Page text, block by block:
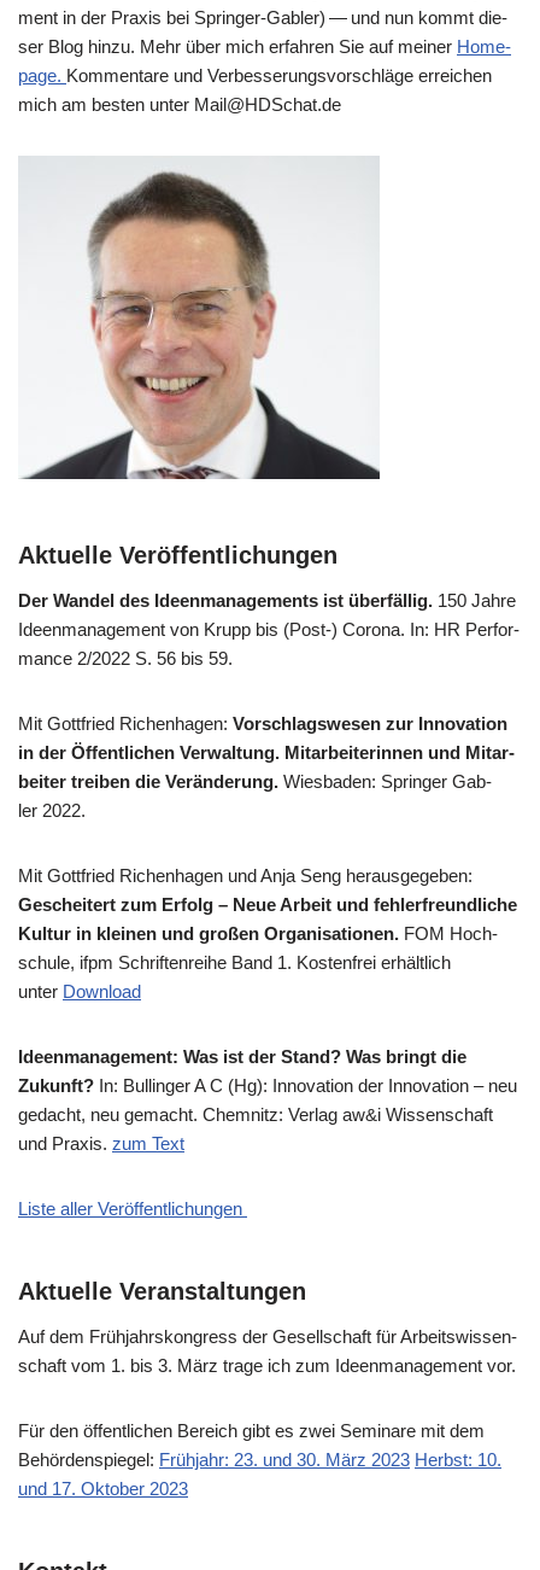
ment in der Pra­xis bei Sprin­ger-Gab­ler) — und nun kommt die­
ser Blog hin­zu. Mehr über mich erfah­ren Sie auf mei­ner Home­
page. Kom­men­ta­re und Ver­bes­se­rungs­vor­schlä­ge errei­chen
mich am besten unter Mail@​HDSchat.​de
Aktuelle Veröffentlichungen
Der Wan­del des Ideen­ma­nage­ments ist über­fäl­lig. 150 Jah­re
Ideen­ma­nage­ment von Krupp bis (Post-) Coro­na. In: HR Per­for­
mance 2/​2022 S. 56 bis 59.
Mit Gott­fried Richen­ha­gen: Vor­schlags­we­sen zur Inno­va­ti­on
in der Öffent­li­chen Ver­wal­tung. Mit­ar­bei­te­rin­nen und Mit­ar­
bei­ter trei­ben die Ver­än­de­rung. Wies­ba­den: Sprin­ger Gab­
ler 2022.
Mit Gott­fried Richen­ha­gen und Anja Seng her­aus­ge­ge­ben:
Geschei­tert zum Erfolg – Neue Arbeit und feh­ler­freund­li­che
Kul­tur in klei­nen und gro­ßen Orga­ni­sa­tio­nen. FOM Hoch­
schu­le, ifpm Schrif­ten­rei­he Band 1. Kosten­frei erhält­lich
unter Down­load
Ideen­ma­nage­ment: Was ist der Stand? Was bringt die
Zukunft? In: Bul­lin­ger A C (Hg): Inno­va­ti­on der Inno­va­ti­on – neu
gedacht, neu gemacht. Chem­nitz: Ver­lag aw&i Wis­sen­schaft
und Pra­xis. zum Text
Liste aller Veröffentlichungen
Aktuelle Veranstaltungen
Auf dem Früh­jahrs­kon­gress der Gesell­schaft für Arbeits­wis­sen­
schaft vom 1. bis 3. März tra­ge ich zum Ideen­ma­nage­ment vor.
Für den öffent­li­chen Bereich gibt es zwei Semi­na­re mit dem
Behör­den­spie­gel: Früh­jahr: 23. und 30. März 2023 Herbst: 10.
und 17. Okto­ber 2023